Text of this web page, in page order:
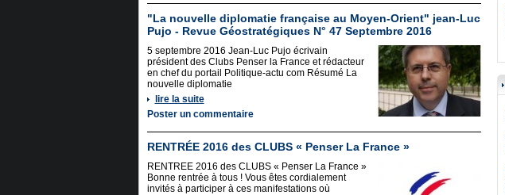
"La nouvelle diplomatie française au Moyen-Orient" jean-Luc
Pujo - Revue Géostratégiques N° 47 Septembre 2016
5 septembre 2016 Jean-Luc Pujo écrivain
président des Clubs Penser la France et rédacteur
en chef du portail Politique-actu com Résumé La
nouvelle diplomatie
lire la suite
Poster un commentaire
RENTRÉE 2016 des CLUBS « Penser La France »
RENTREE 2016 des CLUBS « Penser La France »
Bonne rentrée à tous ! Vous êtes cordialement
invités à participer à ces manifestations où